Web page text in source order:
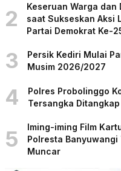
2
Keseruan Warga dan
saat Sukseskan Aksi
Partai Demokrat Ke-
3
Persik Kediri Mulai
Musim 2026/2027
4
Polres Probolinggo
Tersangka Ditangkap
5
Iming-iming Film
Polresta
Muncar